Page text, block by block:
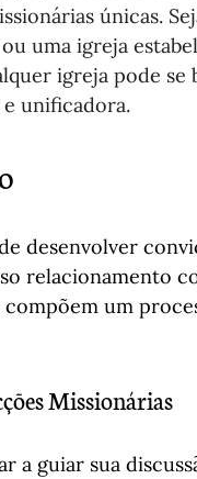
únicas.
uma igreja
igreja pode
unificadora.
desenvolver
relacionamento
um
Missionárias
a guiar sua